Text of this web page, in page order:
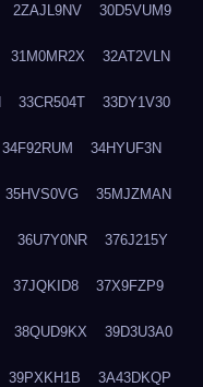
2ZAJL9NV 30D5VUM9
31M0MR2X 32AT2VLN
33CR504T 33DY1V30
34F92RUM 34HYUF3N
35HVS0VG 35MJZMAN
36U7Y0NR 376J215Y
37JQKID8 37X9FZP9
38QUD9KX 39D3U3A0
39PXKH1B 3A43DKQP